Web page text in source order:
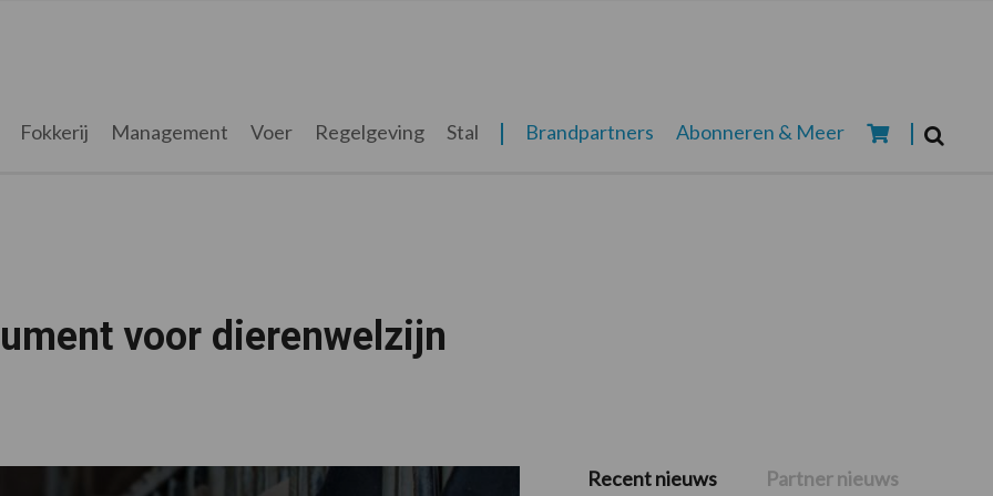
Fokkerij Management Voer Regelgeving Stal Brandpartners Abonneren & Meer
voor dierenwelzijn
Primaire
Recent nieuws Partner nieuws